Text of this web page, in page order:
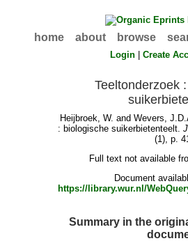
home about browse
Login |Create
Teeltonderzoek
Heijbroek, W. andWevers,
: biologische suikerbietenteelt.
(1), p.
Full text not available
Document
https://library.wur.nl/
Summary in the